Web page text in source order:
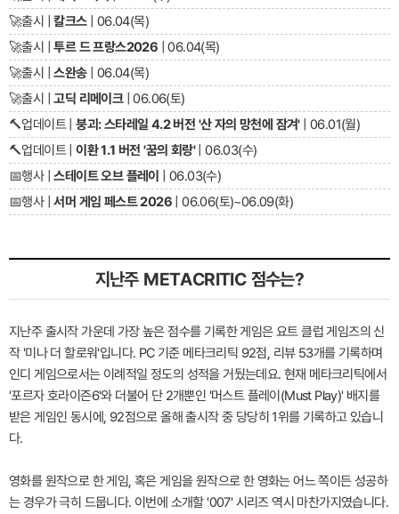
🚀출시 |칼크스| 06.04(목)
🚀출시 |투르 드 프랑스2026 | 06.04(목)
🚀출시 |스완송| 06.04(목)
🚀출시 |고딕 리메이크| 06.06(토)
🔨업데이트 |붕괴: 스타레일 4.2 버전 '산 자의 망천에 잠겨'| 06.01(월)
🔨업데이트 |이환 1.1 버전 '꿈의 회랑'| 06.03(수)
📅행사 |스테이트 오브 플레이
| 06.03(수)
📅행사 |서머 게임 페스트 2026 | 06.06(토)~06.09(화)
지난주 METACRITIC 점수는?
지난주 출시작 가운데 가장 높은 점수를 기록한 게임은 요트 클럽 게임즈의 신
작 '미나 더 할로워'입니다. PC 기준 메타크리틱 92점, 리뷰 53개를 기록하며
인디 게임으로서는 이례적일 정도의 성적을 거뒀는데요. 현재 메타크리틱에서
'포르자 호라이즌6'와 더불어 단 2개뿐인 '머스트 플레이(Must Play)' 배지를
받은 게임인 동시에, 92점으로 올해 출시작 중 당당히 1위를 기록하고 있습니
다.
영화를 원작으로 한 게임, 혹은 게임을 원작으로 한 영화는 어느 쪽이든 성공하
는 경우가 극히 드뭅니다. 이번에 소개할 '007' 시리즈 역시 마찬가지였습니다.